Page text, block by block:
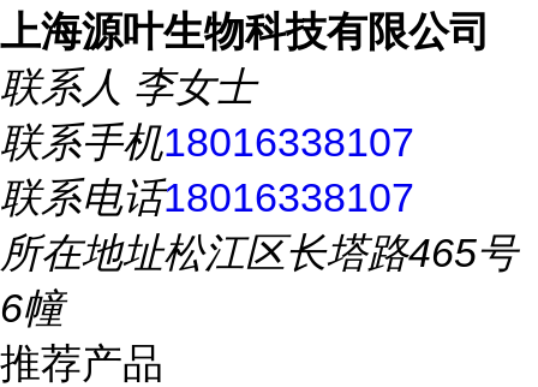
上海源叶生物科技有限公司
联系人 李女士
联系手机18016338107
联系电话18016338107
所在地址松江区长塔路465号
6幢
推荐产品